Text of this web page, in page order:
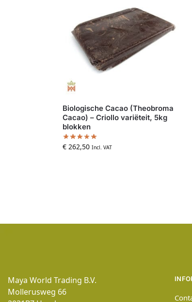
Biologische Cacao (Theobroma
Cacao) – Criollo variëteit, 5kg
blokken
€262,50 Incl. VAT
Maya World Trading B.V.
Mollerusweg 66